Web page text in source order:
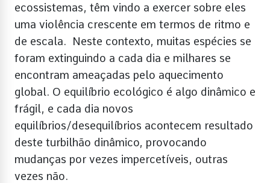
ecossistemas, têm vindo a exercer sobre eles
uma violência crescente em termos de ritmo e
de escala. Neste contexto, muitas espécies se
foram extinguindo a cada dia e milhares se
encontram ameaçadas pelo aquecimento
global. O equilíbrio ecológico é algo dinâmico e
frágil, e cada dia novos
equilíbrios/desequilíbrios acontecem resultado
deste turbilhão dinâmico, provocando
mudanças por vezes impercetíveis, outras
vezes não.